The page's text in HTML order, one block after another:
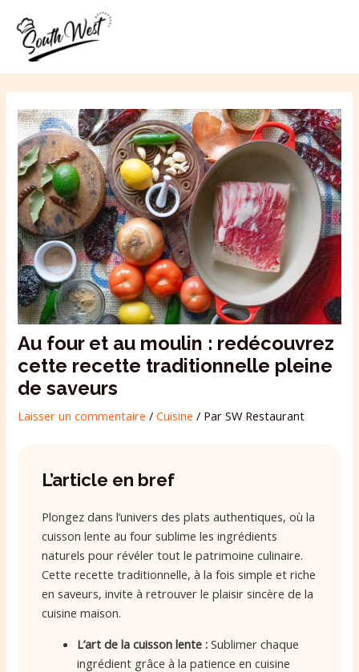
contenu
Au four et au moulin : redécouvrez
cette recette traditionnelle pleine
de saveurs
Laisser un commentaire /Cuisine / ParSW Restaurant
L’article en bref
Plongez dans l’univers des plats authentiques, où la
cuisson lente au four sublime les ingrédients
naturels pour révéler tout le patrimoine culinaire.
Cette recette traditionnelle, à la fois simple et riche
en saveurs, invite à retrouver le plaisir sincère de la
cuisine maison.
L’art de la cuisson lente : Sublimer chaque
ingrédient grâce à la patience en cuisine